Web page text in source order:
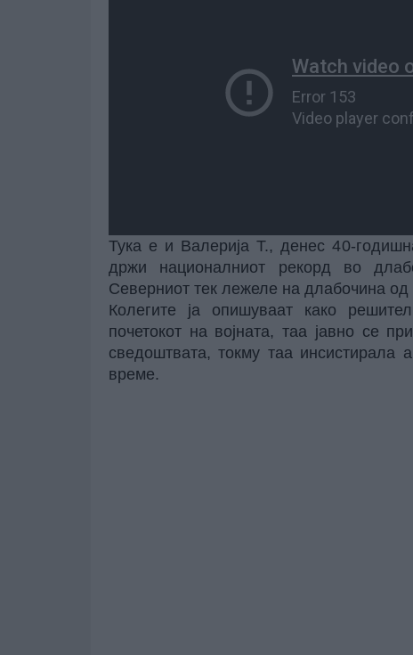
Тука е и Валерија Т., денес 40-
држи националниот рекорд во
Северниот тек лежеле на длабочина од
Колегите ја опишуваат како
почетокот на војната, таа јавно се
сведоштвата, токму таа инсистирала
време.